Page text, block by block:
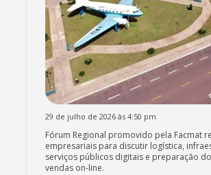
29 de julho de 2026 às 4:50 pm
Fórum Regional promovido pela Facmat
empresariais para discutir logística,
serviços públicos digitais e preparação
vendas on-line.